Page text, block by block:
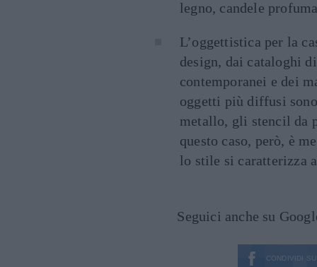
legno, candele
L’oggettistica per la
design, dai cataloghi
contemporanei e dei
oggetti più diffusi
metallo, gli stencil da
questo caso, però, è
lo stile si caratterizza
Seguici anche su
CONDIVIDI SU